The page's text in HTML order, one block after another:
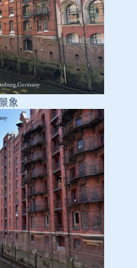
象